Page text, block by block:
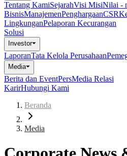
Tentang KamiSejarahVisi MisiNilai -
BisnisManajemenPenghargaanCSR
LingkunganPelaporan Kecurangan
Solusi
Investor⏷
LaporanTata Kelola Perusahaan
Media⏷
Berita dan EventPersMedia Relasi
KarirHubungi Kami
Beranda
Media